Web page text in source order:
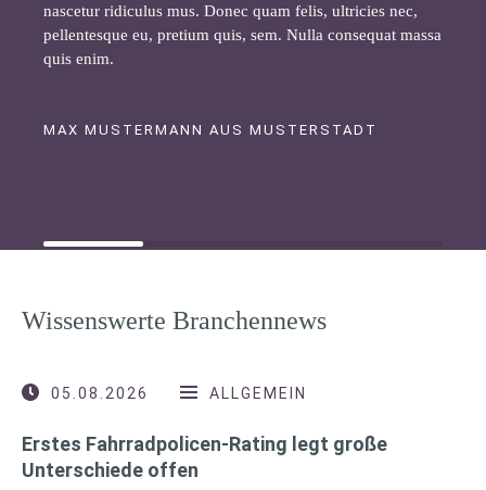
nascetur ridiculus mus. Donec quam felis, ultricies nec,
pellentesque eu, pretium quis, sem. Nulla consequat massa
quis enim.
MAX MUSTERMANN AUS MUSTERSTADT
Wissenswerte Branchennews
05.08.2026 ALLGEMEIN
Erstes Fahrradpolicen-Rating legt große
Unterschiede offen